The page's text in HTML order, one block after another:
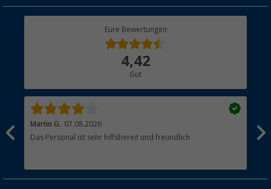
Rücksendung
Eure Bewertungen
4,42
Gut
Martin G. 07.08.2026
Das Personal ist sehr hilfsbereit und freundlich